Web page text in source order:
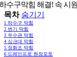
수구막힘 해결! 속 시
목차 숨기기
1 하수구 막힘
2 변기 막힘
3 우수관 막힘
4 싱크대 막힘
5 정화조 막힘
6 드레인프로 현장포토